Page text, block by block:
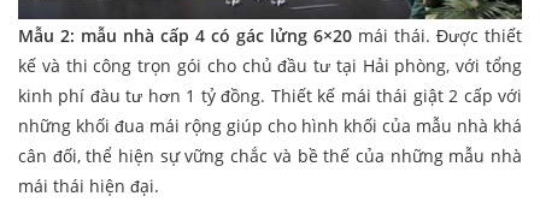
Mẫu 2: mẫu nhà cấp 4 có gác lửng 6×20 mái thái. Được thiết
kế và thi công trọn gói cho chủ đầu tư tại Hải phòng, với tổng
kinh phí đàu tư hơn 1 tỷ đồng. Thiết kế mái thái giật 2 cấp với
những khối đua mái rộng giúp cho hình khối của mẫu nhà khá
cân đối, thể hiện sự vững chắc và bề thế của những mẫu nhà
mái thái hiện đại.